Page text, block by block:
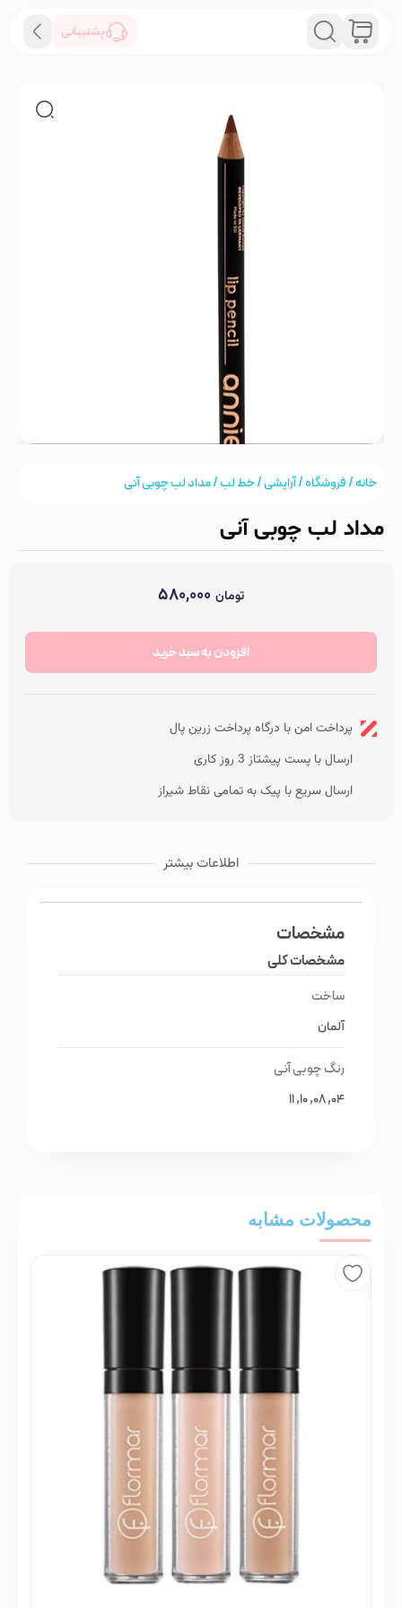
پشتیبانی
خانه/فروشگاه/آرایشی/خط لب/ مداد لب چوبی آنی
مداد لب چوبی آنی
تومان
رنگ چوبی آنی افزودن به سبد خرید
موجود در انبار
پرداخت امن با درگاه پرداخت زرین پال
ارسال با پست پیشتاز 3 روز کاری
ارسال سریع با پیک به تمامی نقاط شیراز
اطلاعات بیشتر
مشخصات
مشخصات کلی
ساخت
آلمان
رنگ چوبی آنی
04, 08, 10, 11
محصولات مشابه